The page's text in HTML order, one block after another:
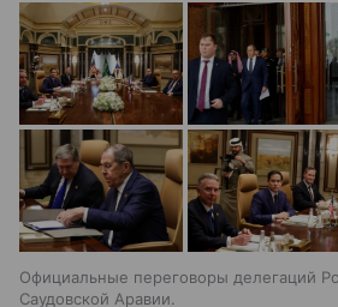
Официальные переговоры делегаций
Саудовской Аравии.